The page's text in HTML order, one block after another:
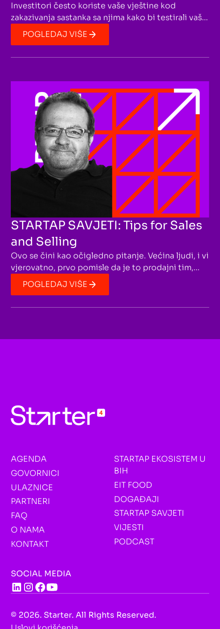
Investitori često koriste vaše vještine kod
zakazivanja sastanka sa njima kako bi testirali vašu
upornost i snalažljivost. Pretpostavljaju da ukoliko
se jako borite da dođete do njih, jednako jako
stavom i stići ćete daleko!
POGLEDAJ VIŠE
STARTAP SAVJETI: Tips for Sales
and Selling
Ovo se čini kao očigledno pitanje. Većina ljudi, i vi
vjerovatno, prvo pomisle da je to prodajni tim,
zatim marketing ili CEO. Međutim, o prodaji mora
da se razmišlja u mnogo širem smislu. Prodaju
djeluje tako, jesu vaši programeri.
POGLEDAJ VIŠE
AGENDA
GOVORNICI
ULAZNICE
PARTNERI
FAQ
O NAMA
KONTAKT
STARTAP EKOSISTEM U
BIH
EIT FOOD
DOGAĐAJI
STARTAP SAVJETI
VIJESTI
PODCAST
SOCIAL MEDIA
© 2026. Starter. All Rights Reserved.